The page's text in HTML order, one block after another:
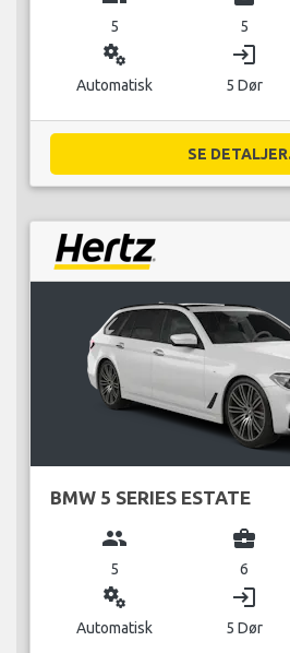
5 5
miscellaneous_services
Automatisk
login
5 Dør
SE
BMW 5 SERIES ESTATE
group
5
business_center
6
miscellaneous_services
Automatisk
login
5 Dør